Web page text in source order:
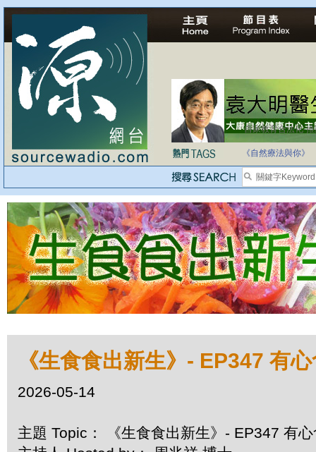
自家教育合法化-
《自然療法與你》
《生食食出新生》- EP347 有
2026-05-14
主題 Topic： 《生食食出新生》- EP347 有